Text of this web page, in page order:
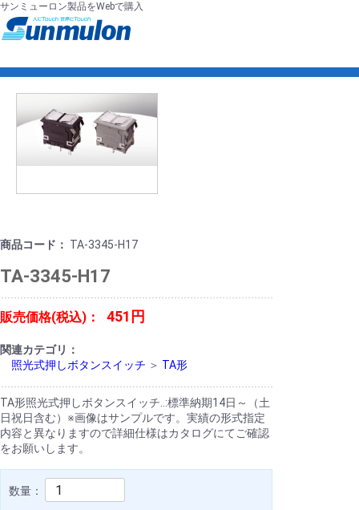
サンミューロン製品をWebで購入
商品コード： TA-3345-H17
TA-3345-H17
販売価格(税込)： 451円
関連カテゴリ：
照光式押しボタンスイッチ ＞ TA形
TA形照光式押しボタンスイッチ..:標準納期14日～（土
日祝日含む）※画像はサンプルです。実績の形式指定
内容と異なりますので詳細仕様はカタログにてご確認
をお願いします。
数量：